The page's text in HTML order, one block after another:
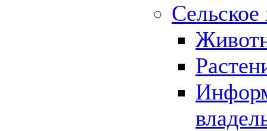
Сельское